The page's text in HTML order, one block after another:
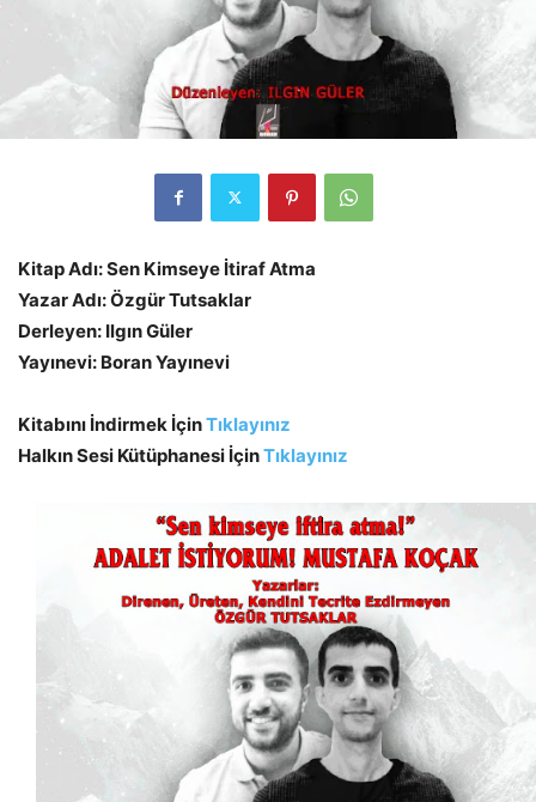
Kitap Adı: Sen Kimseye İtiraf Atma
Yazar Adı: Özgür Tutsaklar
Derleyen: Ilgın Güler
Yayınevi: Boran Yayınevi
Kitabını İndirmek İçinTıklayınız
Halkın Sesi Kütüphanesi İçinTıklayınız